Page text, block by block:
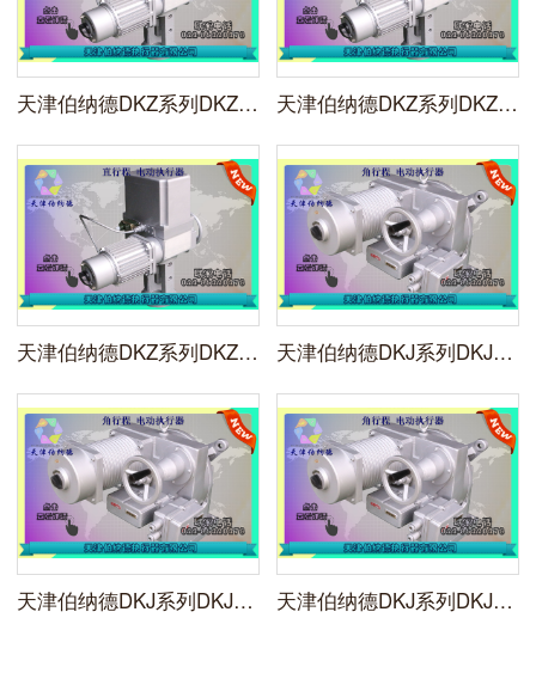
天津伯纳德DKZ系列DKZ-5400M型一体化直行程电动执行机构 天津伯纳德DKZ系列DKZ-4300M型一体化直行程电动执行机构
天津伯纳德DKZ系列DKZ-4200M型一体化直行程电动执行机构 天津伯纳德DKJ系列DKJ-710BM防爆型一体化电动执行机构
天津伯纳德DKJ系列DKJ-610BM防爆型一体化电动执行机构 天津伯纳德DKJ系列DKJ-510BM防爆型一体化电动执行机构